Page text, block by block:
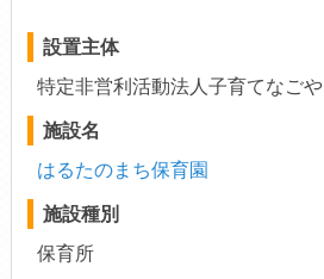
設置主体
特定非営利活動法人子育てなごや
施設名
はるたのまち保育園
施設種別
保育所